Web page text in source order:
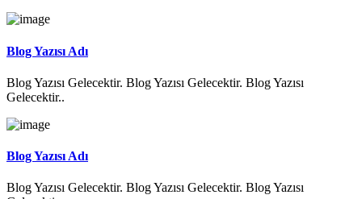
Blog Yazısı Adı
Blog Yazısı Gelecektir. Blog Yazısı Gelecektir. Blog Yazısı
Gelecektir..
Blog Yazısı Adı
Blog Yazısı Gelecektir. Blog Yazısı Gelecektir. Blog Yazısı